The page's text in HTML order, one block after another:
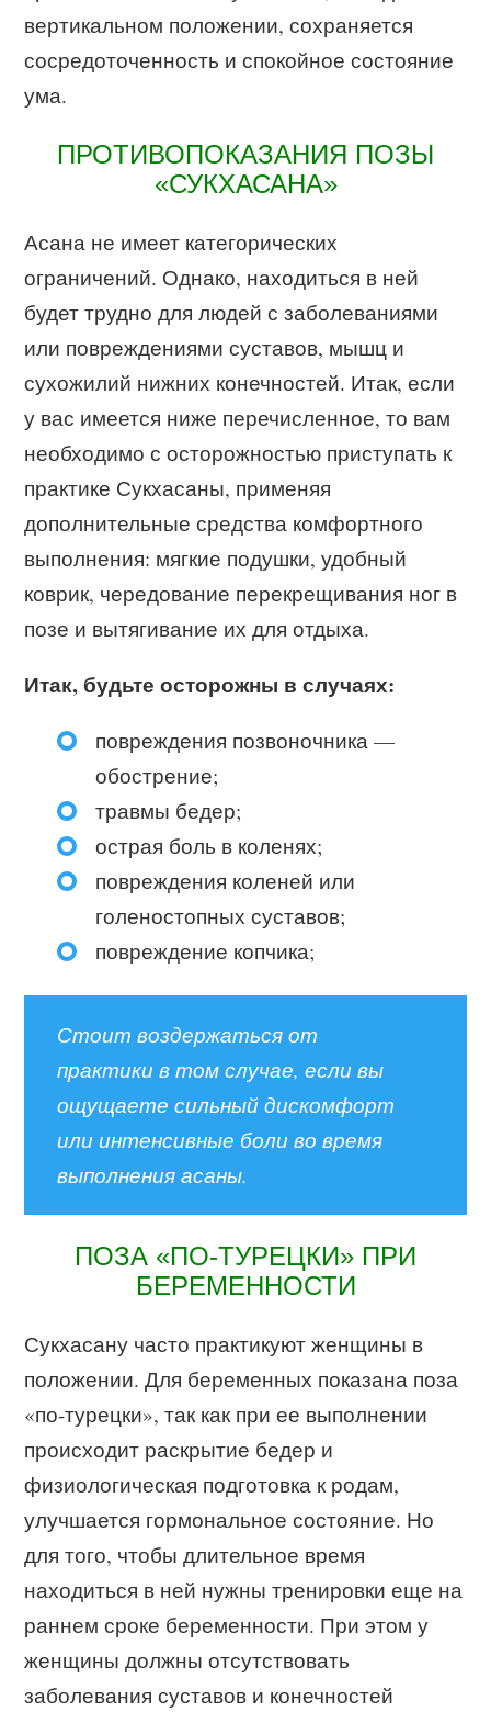
вертикальном положении, сохраняется
сосредоточенность и спокойное состояние
ума.
ПРОТИВОПОКАЗАНИЯ ПОЗЫ
«СУКХАСАНА»
Асана не имеет категорических
ограничений. Однако, находиться в ней
будет трудно для людей с заболеваниями
или повреждениями суставов, мышц и
сухожилий нижних конечностей. Итак, если
у вас имеется ниже перечисленное, то вам
необходимо с осторожностью приступать к
практике Сукхасаны, применяя
дополнительные средства комфортного
выполнения: мягкие подушки, удобный
коврик, чередование перекрещивания ног в
позе и вытягивание их для отдыха.
Итак, будьте осторожны в случаях:
повреждения позвоночника —
обострение;
травмы бедер;
острая боль в коленях;
повреждения коленей или
голеностопных суставов;
повреждение копчика;
Стоит воздержаться от
практики в том случае, если вы
ощущаете сильный дискомфорт
или интенсивные боли во время
выполнения асаны.
ПОЗА «ПО-ТУРЕЦКИ» ПРИ
БЕРЕМЕННОСТИ
Сукхасану часто практикуют женщины в
положении. Для беременных показана поза
«по-турецки», так как при ее выполнении
происходит раскрытие бедер и
физиологическая подготовка к родам,
улучшается гормональное состояние. Но
для того, чтобы длительное время
находиться в ней нужны тренировки еще на
раннем сроке беременности. При этом у
женщины должны отсутствовать
заболевания суставов и конечностей